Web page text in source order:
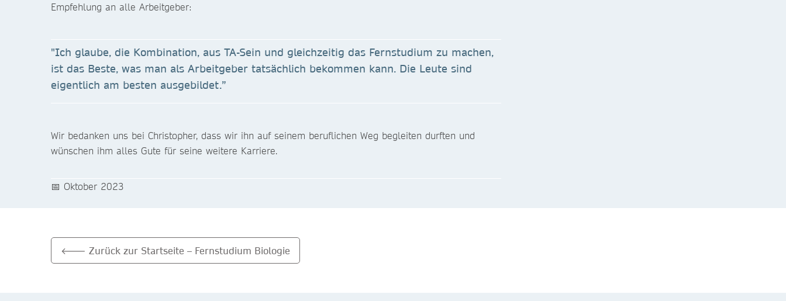
Empfehlung an alle Arbeitgeber:
"Ich glaube, die Kombination, aus TA-Sein und gleichzeitig das Fernstudium zu machen,
ist das Beste, was man als Arbeitgeber tatsächlich bekommen kann. Die Leute sind
eigentlich am besten ausgebildet.”
Wir bedanken uns bei Christopher, dass wir ihn auf seinem beruflichen Weg begleiten durften und
wünschen ihm alles Gute für seine weitere Karriere.
📅 Oktober 2023
🡐 Zurück zur Startseite – Fernstudium Biologie